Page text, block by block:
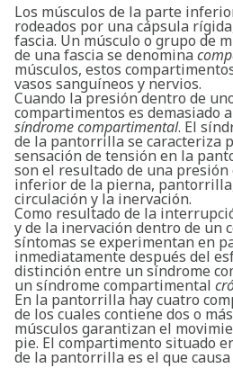
Los músculos de la parte
rodeados por una cápsula
fascia. Un músculo o grupo de
de una fascia se denomina
músculos, estos
vasos sanguíneos y nervios.
Cuando la presión dentro de
compartimentos es demasiado
síndrome compartimental. El
de la pantorrilla se caracteriza
sensación de tensión en la
son el resultado de una presión
inferior de la pierna,
circulación y la inervación.
Como resultado de la
y de la inervación dentro de un
síntomas se experimentan en
inmediatamente después del
distinción entre un síndrome
un síndrome compartimental
En la pantorrilla hay cuatro
de los cuales contiene dos o
músculos garantizan el
pie. El compartimento situado
de la pantorrilla es el que